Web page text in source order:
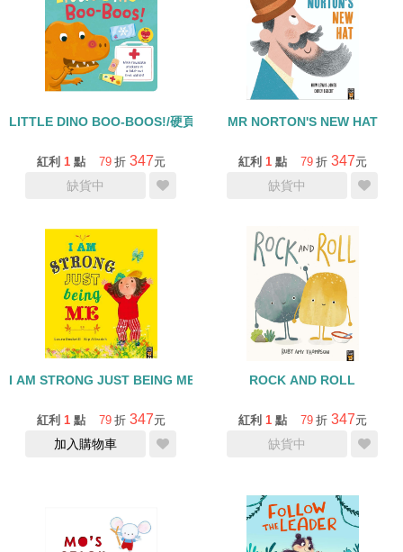
LITTLE DINO BOO-BOOS!/硬頁書
紅利 1 點 79 折 347元
缺貨中
MR NORTON'S NEW HAT
紅利 1 點 79 折 347元
缺貨中
I AM STRONG JUST BEING ME
紅利 1 點 79 折 347元
加入購物車
ROCK AND ROLL
紅利 1 點 79 折 347元
缺貨中